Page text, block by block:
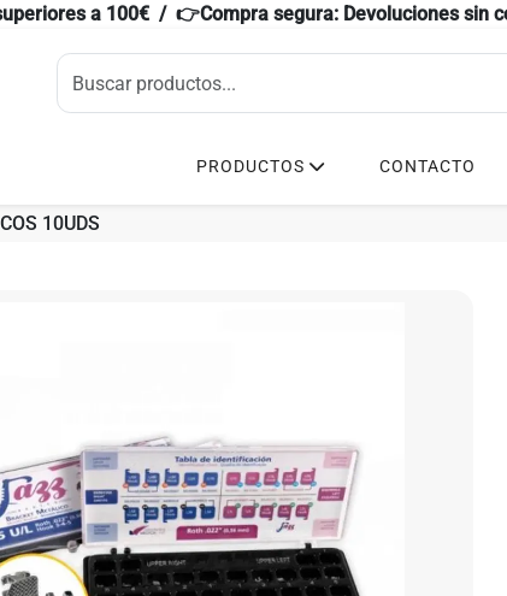
a 100€ / 👉Compra segura: Devoluciones sin
PRODUCTOS CONTACTO
10UDS